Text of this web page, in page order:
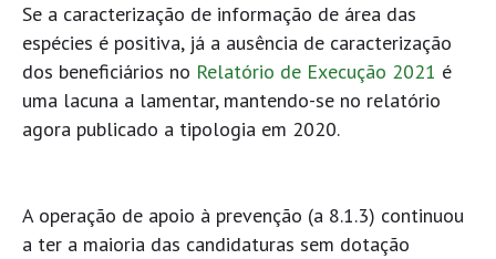
Se a caracterização de informação de área das
espécies é positiva, já a ausência de caracterização
dos beneficiários no Relatório de Execução 2021 é
uma lacuna a lamentar, mantendo-se no relatório
agora publicado a tipologia em 2020.
A operação de apoio à prevenção (a 8.1.3) continuou
a ter a maioria das candidaturas sem dotação